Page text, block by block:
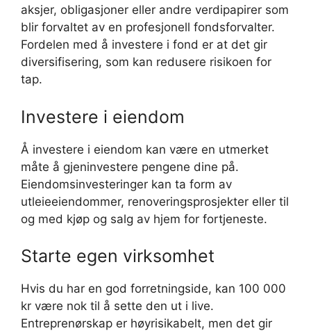
aksjer, obligasjoner eller andre verdipapirer som
blir forvaltet av en profesjonell fondsforvalter.
Fordelen med å investere i fond er at det gir
diversifisering, som kan redusere risikoen for
tap.
Investere i eiendom
Å investere i eiendom kan være en utmerket
måte å gjeninvestere pengene dine på.
Eiendomsinvesteringer kan ta form av
utleieeiendommer, renoveringsprosjekter eller til
og med kjøp og salg av hjem for fortjeneste.
Starte egen virksomhet
Hvis du har en god forretningside, kan 100 000
kr være nok til å sette den ut i live.
Entreprenørskap er høyrisikabelt, men det gir